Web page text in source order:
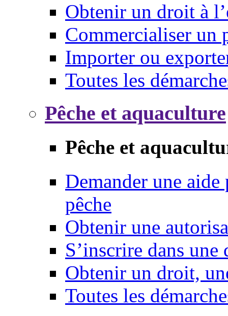
Obtenir un droit à
Commercialiser un
Importer ou
Toutes les
Pêche et aquaculture
Pêche et
Demander une
pêche
Obtenir une
S’inscrire dans une
Obtenir un droit,
Toutes les